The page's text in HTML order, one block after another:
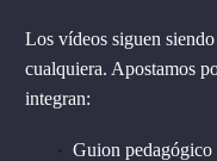
Los vídeos siguen
cualquiera. Apostamos
integran:
Guion pedagógico